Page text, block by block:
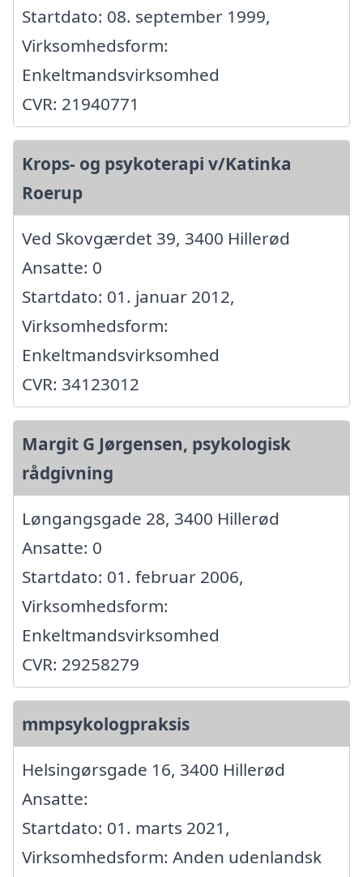
Startdato: 08. september 1999,
Virksomhedsform:
Enkeltmandsvirksomhed
CVR: 21940771
Krops- og psykoterapi v/Katinka
Roerup
Ved Skovgærdet 39, 3400 Hillerød
Ansatte: 0
Startdato: 01. januar 2012,
Virksomhedsform:
Enkeltmandsvirksomhed
CVR: 34123012
Margit G Jørgensen, psykologisk
rådgivning
Løngangsgade 28, 3400 Hillerød
Ansatte: 0
Startdato: 01. februar 2006,
Virksomhedsform:
Enkeltmandsvirksomhed
CVR: 29258279
mmpsykologpraksis
Helsingørsgade 16, 3400 Hillerød
Ansatte:
Startdato: 01. marts 2021,
Virksomhedsform: Anden udenlandsk